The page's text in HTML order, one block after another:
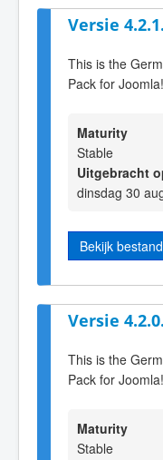
Versie
This is the
Pack for
Maturity
Stable
Uitgebracht
dinsdag 30
Bekijk
Versie
This is the
Pack for
Maturity
Stable